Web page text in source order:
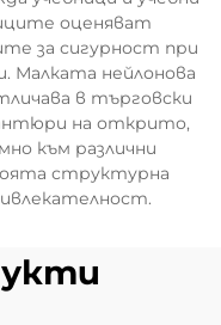
оценяват
за сигурност при
Малката нейлонова
в търговски
на открито,
към различни
структурна